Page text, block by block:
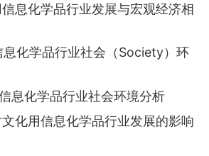
息化学品行业发展与宏观经济相
化学品行业社会（Society）环
息化学品行业社会环境分析
化用信息化学品行业发展的影响